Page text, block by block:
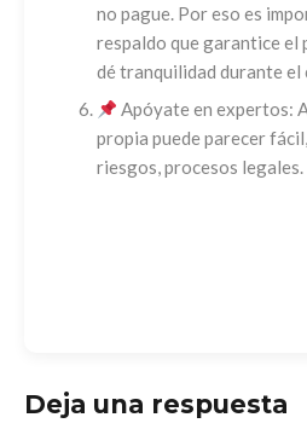
no pague. Por eso es
respaldo que garantice el
dé tranquilidad durante
Apóyate en expertos:
propia puede parecer
riesgos, procesos legales.
Deja una respuesta